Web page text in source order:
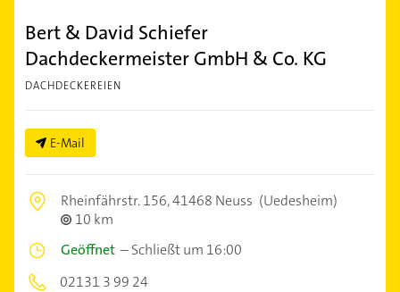
Bert & David Schiefer
Dachdeckermeister GmbH & Co. KG
DACHDECKEREIEN
E-Mail
Rheinfährstr. 156,41468 Neuss (Uedesheim)
10 km
Geöffnet –Schließt um 16:00
02131 3 99 24